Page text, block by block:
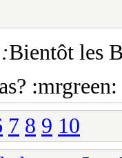
Bientôt les
:mrgreen:
7 8 9 10